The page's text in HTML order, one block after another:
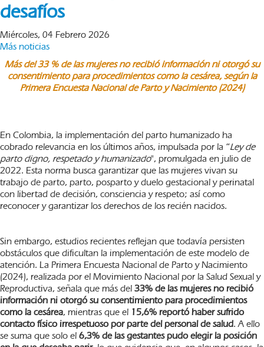
desafíos
Miércoles, 04 Febrero 2026
Más noticias
Más del 33 % de las mujeres no recibió información ni otorgó su
consentimiento para procedimientos como la cesárea, según la
Primera Encuesta Nacional de Parto y Nacimiento (2024)
En Colombia, la implementación del parto humanizado ha
cobrado relevancia en los últimos años, impulsada por la “Ley de
parto digno, respetado y humanizado", promulgada en julio de
2022. Esta norma busca garantizar que las mujeres vivan su
trabajo de parto, parto, posparto y duelo gestacional y perinatal
con libertad de decisión, consciencia y respeto; así como
reconocer y garantizar los derechos de los recién nacidos.
Sin embargo, estudios recientes reflejan que todavía persisten
obstáculos que dificultan la implementación de este modelo de
atención. La Primera Encuesta Nacional de Parto y Nacimiento
(2024), realizada por el Movimiento Nacional por la Salud Sexual y
Reproductiva, señala que más del 33% de las mujeres no recibió
información ni otorgó su consentimiento para procedimientos
como la cesárea, mientras que el 15,6% reportó haber sufrido
contacto físico irrespetuoso por parte del personal de salud. A ello
se suma que solo el 6,3% de las gestantes pudo elegir la posición